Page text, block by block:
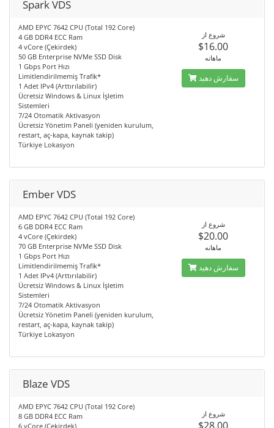
Spark VDS
AMD EPYC 7642 CPU (Total 192 Core)
4 GB DDR4 ECC Ram
4 vCore (Çekirdek)
50 GB Enterprise NVMe SSD Disk
1 Gbps Port Hızı
Limitlendirilmemiş Trafik*
1 Adet IPv4 (Arttırılabilir)
Ücretsiz Windows & Linux İşletim
Sistemleri
7/24 Otomatik Aktivasyon
Ücretsiz Yönetim Paneli (yeniden kurulum,
restart, aç-kapa, kaynak takip)
Türkiye Lokasyon
شروع از
$16.00
ماهانه
سفارش دهید
Ember VDS
AMD EPYC 7642 CPU (Total 192 Core)
6 GB DDR4 ECC Ram
4 vCore (Çekirdek)
70 GB Enterprise NVMe SSD Disk
1 Gbps Port Hızı
Limitlendirilmemiş Trafik*
1 Adet IPv4 (Arttırılabilir)
Ücretsiz Windows & Linux İşletim
Sistemleri
7/24 Otomatik Aktivasyon
Ücretsiz Yönetim Paneli (yeniden kurulum,
restart, aç-kapa, kaynak takip)
Türkiye Lokasyon
شروع از
$20.00
ماهانه
سفارش دهید
Blaze VDS
AMD EPYC 7642 CPU (Total 192 Core)
8 GB DDR4 ECC Ram
6 vCore (Çekirdek)
شروع از